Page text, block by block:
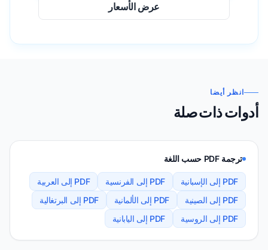
عرض الأسعار
انظر أيضا
أدوات ذات صلة
ترجمة PDF حسب اللغة
PDF إلى الإسبانية PDF إلى الفرنسية
PDF إلى العربية
PDF إلى الصينية
PDF إلى الألمانية
PDF إلى البرتغالية
PDF إلى الروسية
PDF إلى اليابانية